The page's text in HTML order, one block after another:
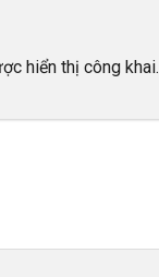
hiển thị công khai.